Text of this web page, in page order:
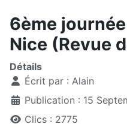
6ème
Nice (Revue
Détails
Écrit par : Alain
Publication : 15
Clics : 2775